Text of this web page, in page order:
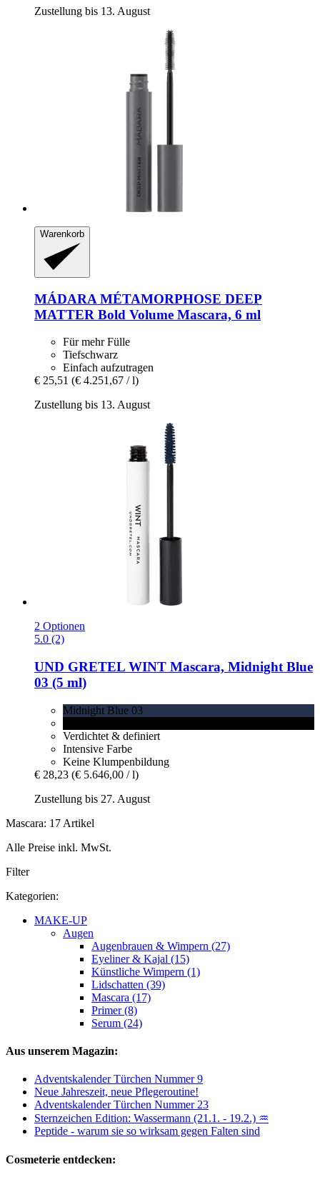
Zustellung bis 13. August
Warenkorb
MÁDARA MÉTAMORPHOSE DEEP
MATTER Bold Volume Mascara, 6 ml
Für mehr Fülle
Tiefschwarz
Einfach aufzutragen
€ 25,51 (€ 4.251,67 / l)
Zustellung bis 13. August
2 Optionen
5.0 (2)
UND GRETEL WINT Mascara, Midnight Blue
03 (5 ml)
Midnight Blue 03
Verdichtet & definiert
Intensive Farbe
Keine Klumpenbildung
€ 28,23 (€ 5.646,00 / l)
Zustellung bis 27. August
Mascara: 17 Artikel
Alle Preise inkl. MwSt.
Filter
Kategorien:
MAKE-UP
Augen
Augenbrauen & Wimpern (27)
Eyeliner & Kajal (15)
Künstliche Wimpern (1)
Lidschatten (39)
Mascara (17)
Primer (8)
Serum (24)
Aus unserem Magazin:
Adventskalender Türchen Nummer 9
Neue Jahreszeit, neue Pflegeroutine!
Adventskalender Türchen Nummer 23
Sternzeichen Edition: Wassermann (21.1. - 19.2.) ♒
Peptide - warum sie so wirksam gegen Falten sind
Cosmeterie entdecken: